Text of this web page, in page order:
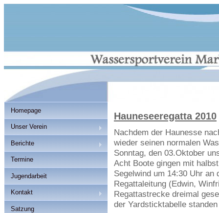
Homepage
Unser Verein
Berichte
Termine
Jugendarbeit
Kontakt
Satzung
Hauneseeregatta 2010
Nachdem der Haunesse
wieder seinen normalen
Sonntag, den 03.Oktober
Acht Boote gingen mit
Segelwind um 14:30 Uhr
Regattaleitung (Edwin,
Regattastrecke dreimal
der Yardsticktabelle